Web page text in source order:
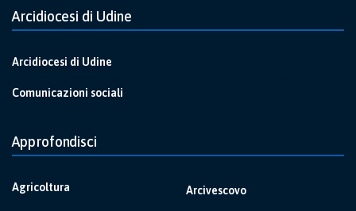
Arcidiocesi di Udine
Arcidiocesi di Udine
Comunicazioni sociali
Approfondisci
Agricoltura Arcivescovo